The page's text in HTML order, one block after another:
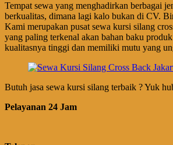
Tempat sewa yang menghadirkan berbagai
berkualitas, dimana lagi kalo bukan di CV.
Kami merupakan pusat sewa kursi silang
yang paling terkenal akan bahan baku
kualitasnya tinggi dan memiliki mutu yang
Butuh jasa sewa kursi silang terbaik ? Yuk
Pelayanan 24 Jam